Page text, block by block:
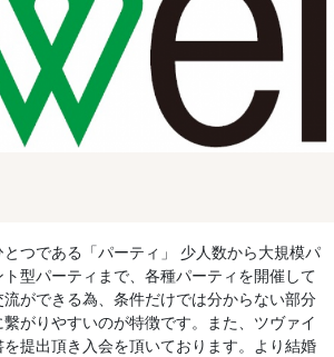
つである「パーティ」 少人数から大規模パ
型パーティまで、各種パーティを開催して
ができる為、条件だけでは分からない部分
がりやすいのが特徴です。また、ツヴァイ
提出頂き入会を頂いております。より結婚